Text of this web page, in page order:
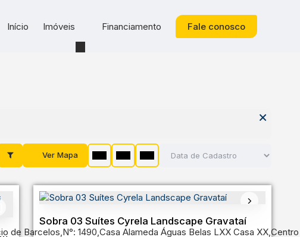
Fale conosco
Financiamento
Imóveis
Início
Ver Mapa
Sobra 03 Suítes Cyrela Landscape Gravataí
de Barcelos,N°: 1490,Casa Alameda Águas Belas LXX Casa XX,Centro